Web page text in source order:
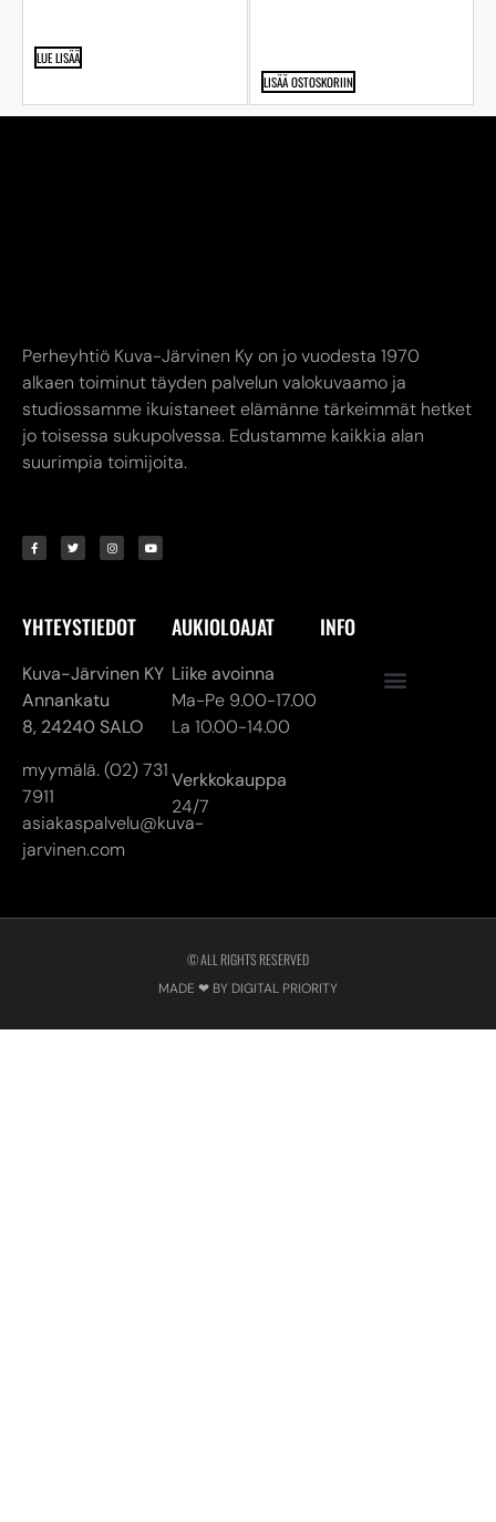
LUE LISÄÄ
LISÄÄ OSTOSKORIIN
Perheyhtiö Kuva-Järvinen Ky on jo vuodesta 1970
alkaen toiminut täyden palvelun valokuvaamo ja
studiossamme ikuistaneet elämänne tärkeimmät hetket
jo toisessa sukupolvessa. Edustamme kaikkia alan
suurimpia toimijoita.
YHTEYSTIEDOT
Kuva-Järvinen KY
Annankatu
8, 24240 SALO
myymälä. (02) 731
7911
asiakaspalvelu@kuva-
jarvinen.com
AUKIOLOAJAT
Liike avoinna
Ma-Pe 9.00-17.00
La 10.00-14.00
Verkkokauppa
24/7
INFO
© ALL RIGHTS RESERVED
MADE ❤ BY DIGITAL PRIORITY